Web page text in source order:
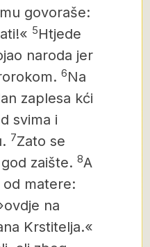
govoraše:
5Htjede
naroda jer
6Na
zaplesa kći
svima i
7Zato se
zaište. 8A
matere:
na
Krstitelja.«